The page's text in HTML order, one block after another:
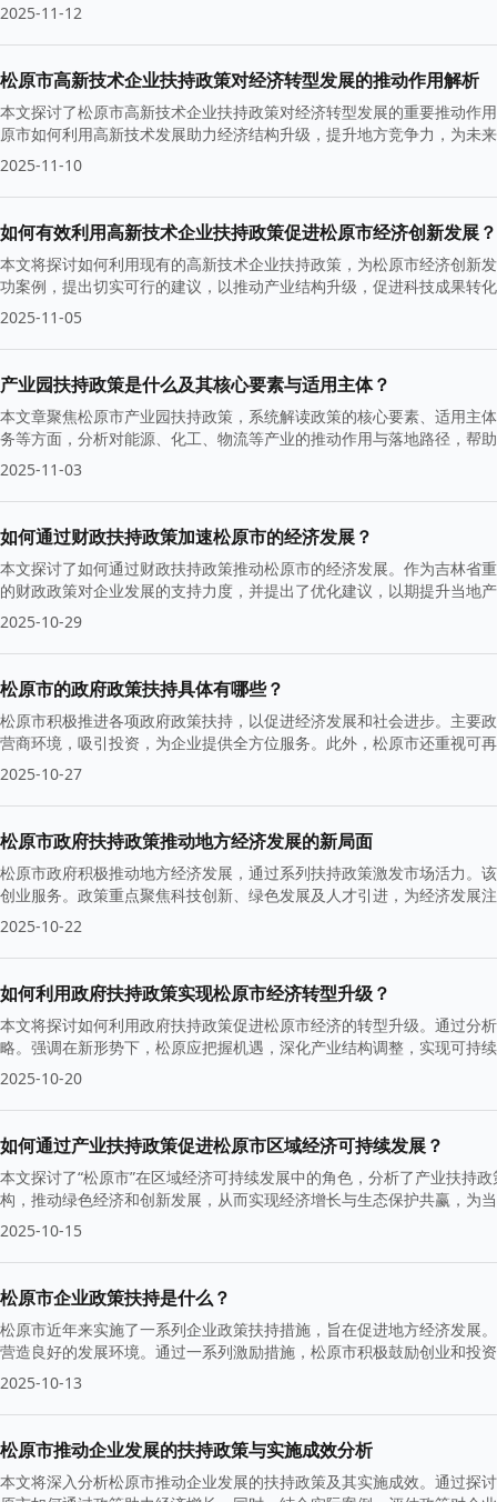
2025-11-12
松原市高新技术企业扶持政策对经济转型发展的推动作用解析
本文探讨了松原市高新技术企业扶持政策对经济转型发展的重要推动作
原市如何利用高新技术发展助力经济结构升级，提升地方竞争力，为未
2025-11-10
如何有效利用高新技术企业扶持政策促进松原市经济创新发展？
本文将探讨如何利用现有的高新技术企业扶持政策，为松原市经济创新
功案例，提出切实可行的建议，以推动产业结构升级，促进科技成果转
2025-11-05
产业园扶持政策是什么及其核心要素与适用主体？
本文章聚焦松原市产业园扶持政策，系统解读政策的核心要素、适用主
务等方面，分析对能源、化工、物流等产业的推动作用与落地路径，帮
2025-11-03
如何通过财政扶持政策加速松原市的经济发展？
本文探讨了如何通过财政扶持政策推动松原市的经济发展。作为吉林省
的财政政策对企业发展的支持力度，并提出了优化建议，以期提升当地
2025-10-29
松原市的政府政策扶持具体有哪些？
松原市积极推进各项政府政策扶持，以促进经济发展和社会进步。主要
营商环境，吸引投资，为企业提供全方位服务。此外，松原市还重视可
2025-10-27
松原市政府扶持政策推动地方经济发展的新局面
松原市政府积极推动地方经济发展，通过系列扶持政策激发市场活力。
创业服务。政策重点聚焦科技创新、绿色发展及人才引进，为经济发展
2025-10-22
如何利用政府扶持政策实现松原市经济转型升级？
本文将探讨如何利用政府扶持政策促进松原市经济的转型升级。通过分
略。强调在新形势下，松原应把握机遇，深化产业结构调整，实现可持
2025-10-20
如何通过产业扶持政策促进松原市区域经济可持续发展？
本文探讨了“松原市”在区域经济可持续发展中的角色，分析了产业扶持
构，推动绿色经济和创新发展，从而实现经济增长与生态保护共赢，为
2025-10-15
松原市企业政策扶持是什么？
松原市近年来实施了一系列企业政策扶持措施，旨在促进地方经济发展
营造良好的发展环境。通过一系列激励措施，松原市积极鼓励创业和投
2025-10-13
松原市推动企业发展的扶持政策与实施成效分析
本文将深入分析松原市推动企业发展的扶持政策及其实施成效。通过探